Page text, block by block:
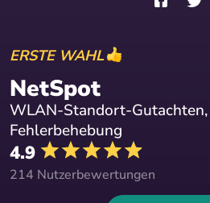
ERSTE WAHL
NetSpot
WLAN-Standort-
Fehlerbehebung
4.9
214 Nutzerbewertungen